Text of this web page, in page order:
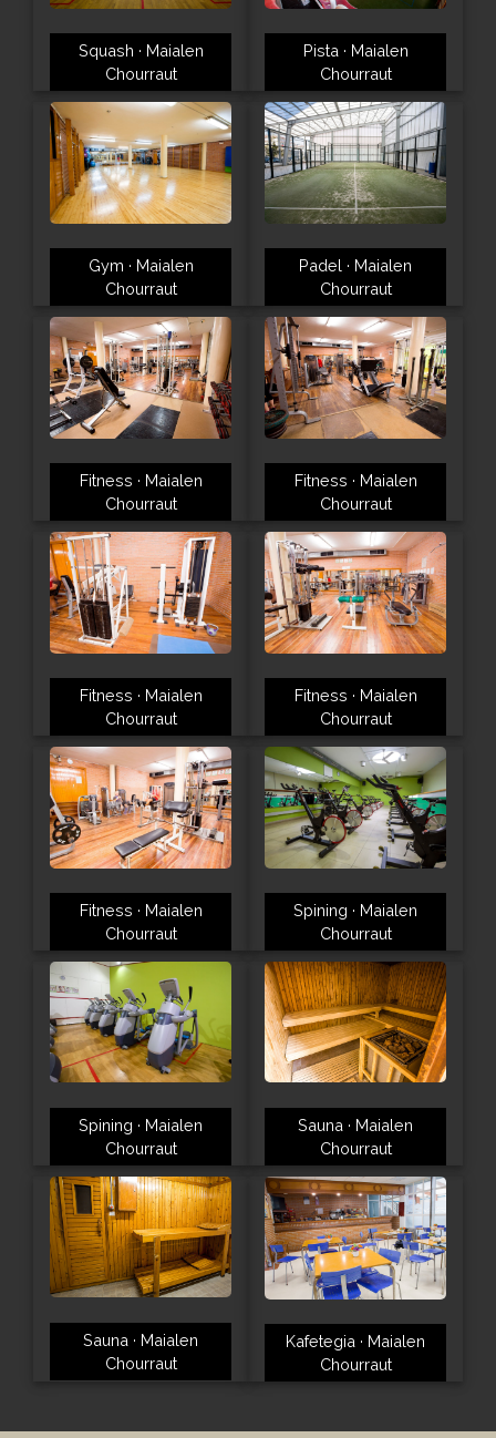
Squash · Maialen
Chourraut
Pista · Maialen
Chourraut
Gym · Maialen
Chourraut
Padel · Maialen
Chourraut
Fitness · Maialen
Chourraut
Fitness · Maialen
Chourraut
Fitness · Maialen
Chourraut
Fitness · Maialen
Chourraut
Fitness · Maialen
Chourraut
Spining · Maialen
Chourraut
Spining · Maialen
Chourraut
Sauna · Maialen
Chourraut
Sauna · Maialen
Chourraut
Kafetegia · Maialen
Chourraut